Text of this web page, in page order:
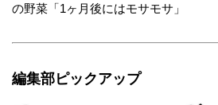
の野菜「1ヶ月後にはモサモサ」
編集部ピックアップ